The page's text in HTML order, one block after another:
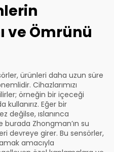
ve Ömrünü
ürünleri daha uzun süre
Cihazlarımızı
örneğin bir içeceği
Eğer bir
değilse, ıslanınca
Zhongman’ın su
devreye girer. Bu sensörler,
amacıyla